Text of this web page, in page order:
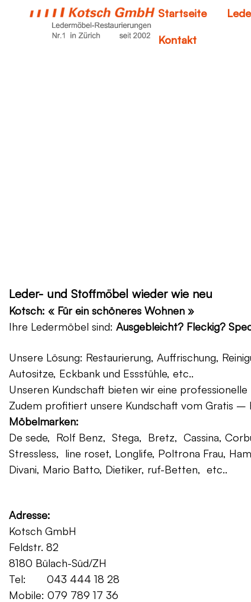
Startseite
Kontakt
Leder- und Stoffmöbel wieder wie neu
Kotsch: « Für ein schöneres Wohnen »
Ihre Ledermöbel sind: Ausgebleicht? Fleckig?
Unsere Lösung: Restaurierung, Auffrischung,
Autositze, Eckbank und Essstühle, etc..
Unseren Kundschaft bieten wir eine
Zudem profitiert unsere Kundschaft vom Gratis –
Möbelmarken:
De sede, Rolf Benz, Stega, Bretz, Cassina,
Stressless, line roset, Longlife, Poltrona Frau,
Divani, Mario Batto, Dietiker, ruf-Betten, etc..
Adresse:
Kotsch GmbH Mo. – Fr.
Feldstr. 82 Sa.
8180 Bülach-Süd/ZH
Tel: 043 444 18
Mobile: 079 789 17 36